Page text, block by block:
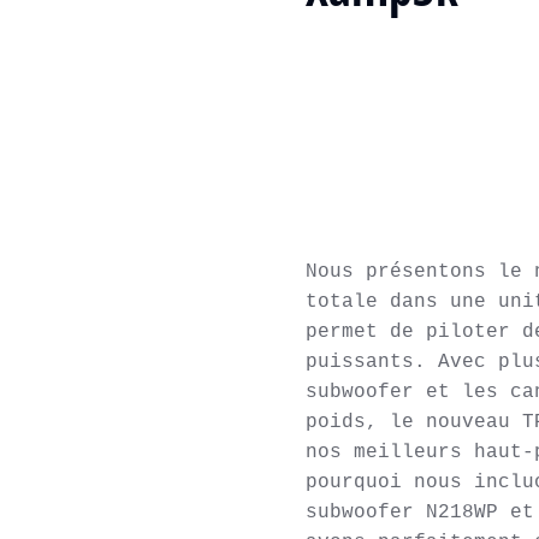
Nous présentons le
totale dans une
permet de piloter
puissants. Avec
subwoofer et les
poids, le nouveau
nos meilleurs
pourquoi nous
subwoofer N218WP